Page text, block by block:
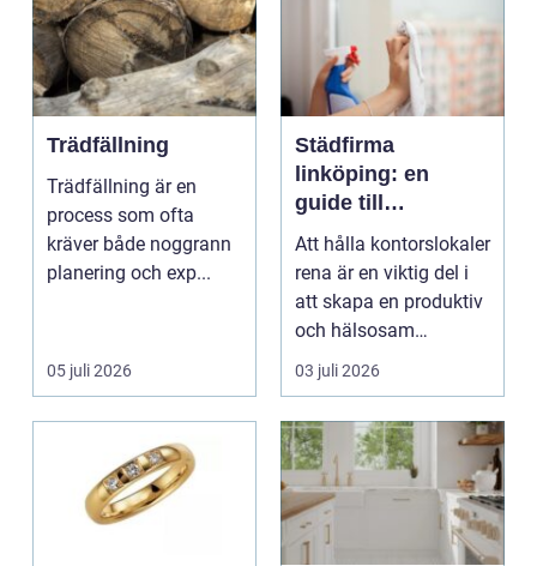
Trädfällning
Trädfällning är en
process som ofta
kräver både noggrann
planering och exp...
05 juli 2026
Städfirma
linköping: en
guide till
professionell
städning
Att hålla kontorslokaler
rena är en viktig del i
att skapa en produktiv
och hälsosam
arbetsmiljö. En...
03 juli 2026